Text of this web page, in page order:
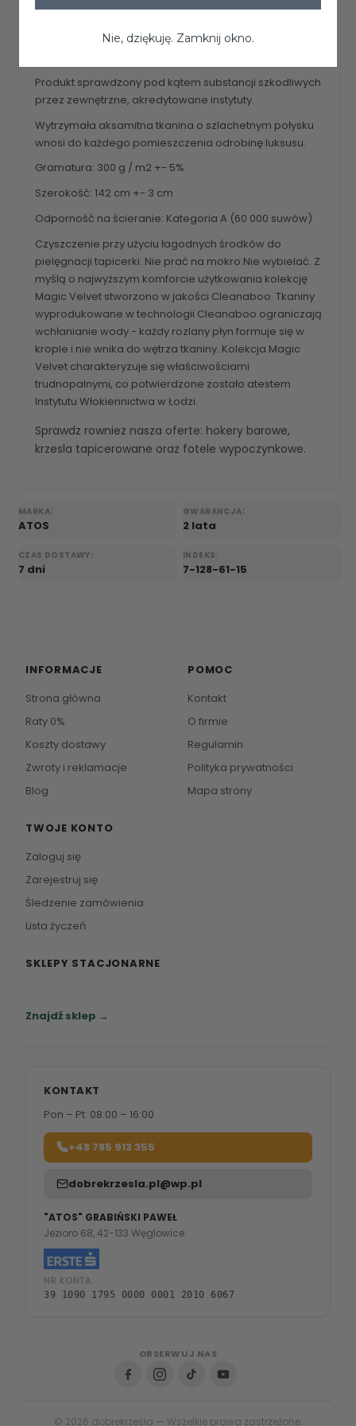
czystości, posiada atesty do użytku komercyjnego oraz
Produkt sprawdzony pod kątem substancji szkodliwych
przez zewnętrzne, akredytowane instytuty.
Wytrzymała aksamitna tkanina o szlachetnym połysku
wnosi do każdego pomieszczenia odrobinę luksusu.
Gramatura: 300 g / m2 +- 5%
Szerokość: 142 cm +- 3 cm
Odporność na ścieranie: Kategoria A (60 000 suwów)
Czyszczenie przy użyciu łagodnych środków do
pielęgnacji tapicerki. Nie prać na mokro.Nie wybielać. Z
myślą o najwyższym komforcie użytkowania kolekcję
Magic Velvet stworzono w jakości Cleanaboo. Tkaniny
wyprodukowane w technologii Cleanaboo ograniczają
wchłanianie wody - każdy rozlany płyn formuje się w
krople i nie wnika do wętrza tkaniny. Kolekcja Magic
Velvet charakteryzuje się właściwościami
trudnopalnymi, co potwierdzone zostało atestem
Instytutu Włokiennictwa w Łodzi.
Sprawdz rowniez nasza oferte: hokery barowe,
krzesla tapicerowane oraz fotele wypoczynkowe.
MARKA:
ATOS
GWARANCJA:
2 lata
CZAS DOSTAWY:
7 dni
INDEKS:
7-128-61-15
INFORMACJE
Strona główna
Raty 0%
Koszty dostawy
Zwroty i reklamacje
Blog
POMOC
Kontakt
O firmie
Regulamin
Polityka prywatności
Mapa strony
TWOJE KONTO
Zaloguj się
Zarejestruj się
Śledzenie zamówienia
Lista życzeń
SKLEPY STACJONARNE
Znajdź sklep →
KONTAKT
Pon – Pt: 08:00 – 16:00
+48 785 913 355
dobrekrzesla.pl@wp.pl
"ATOS" GRABIŃSKI PAWEŁ
Jezioro 68, 42-133 Węglowice
NR KONTA:
39 1090 1795 0000 0001 2010 6067
OBSERWUJ NAS
© 2026 dobrekrzesła — Wszelkie prawa zastrzeżone.
Nie, dziękuję. Zamknij okno.